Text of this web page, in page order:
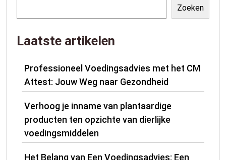
Zoeken
Laatste artikelen
Professioneel Voedingsadvies met het CM
Attest: Jouw Weg naar Gezondheid
Verhoog je inname van plantaardige
producten ten opzichte van dierlijke
voedingsmiddelen
Het Belang van Een Voedingsadvies: Een